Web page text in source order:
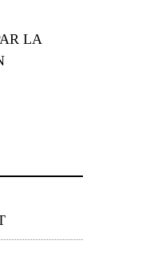
LA